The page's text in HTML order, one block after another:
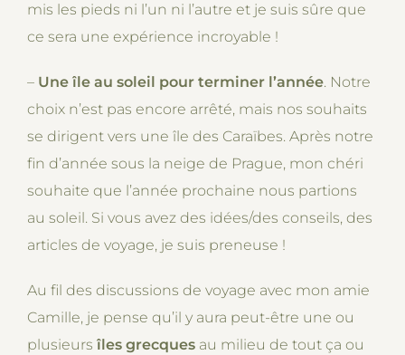
mis les pieds ni l’un ni l’autre et je suis sûre que
ce sera une expérience incroyable !
– Une île au soleil pour terminer l’année. Notre
choix n’est pas encore arrêté, mais nos souhaits
se dirigent vers une île des Caraïbes. Après notre
fin d’année sous la neige de Prague, mon chéri
souhaite que l’année prochaine nous partions
au soleil. Si vous avez des idées/des conseils, des
articles de voyage, je suis preneuse !
Au fil des discussions de voyage avec mon amie
Camille, je pense qu’il y aura peut-être une ou
plusieurs îles grecques au milieu de tout ça ou